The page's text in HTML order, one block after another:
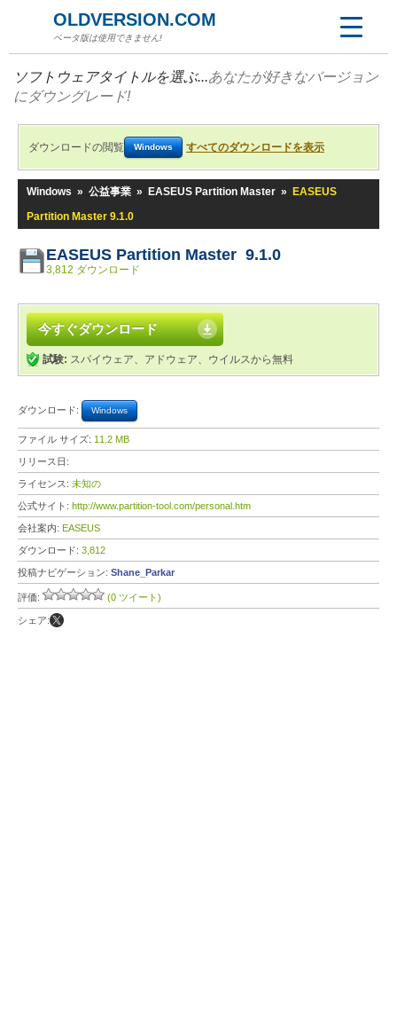
OLDVERSION.COM
ベータ版は使用できません!
ソフトウェアタイトルを選ぶ...あなたが好きなバージョン
にダウングレード!
ダウンロードの閲覧 Windows すべてのダウンロードを表示
Windows » 公益事業 » EASEUS Partition Master »
EASEUS
Partition Master 9.1.0
EASEUS Partition Master 9.1.0
3,812 ダウンロード
今すぐダウンロード
試験: スパイウェア、アドウェア、ウイルスから無料
ダウンロード: Windows
ファイル サイズ: 11.2 MB
リリース日:
ライセンス: 未知の
公式サイト: http://www.partition-tool.com/personal.htm
会社案内: EASEUS
ダウンロード: 3,812
投稿ナビゲーション: Shane_Parkar
評価: (0 ツイート)
シェア: